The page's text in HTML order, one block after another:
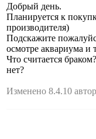
Добрый день.
Планируется к
производителя)
Подскажите
осмотре аквариума и
Что считается
нет?
Изменено 8.4.10